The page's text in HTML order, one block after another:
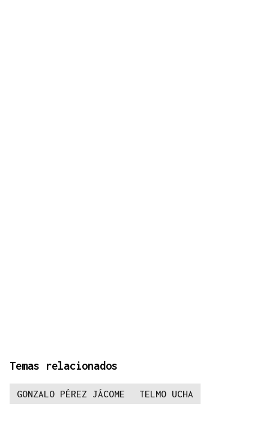
Temas relacionados
GONZALO PÉREZ JÁCOME TELMO UCHA